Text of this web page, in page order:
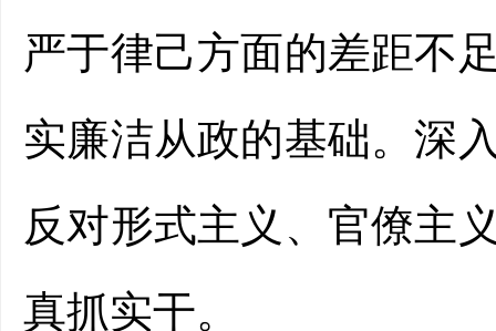
严于律己方面的差距不
实廉洁从政的基础。深
反对形式主义、官僚主
真抓实干。